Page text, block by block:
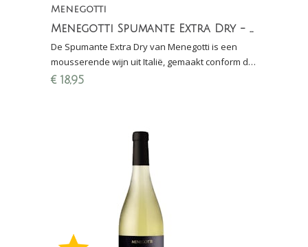
Menegotti
Menegotti Spumante Extra Dry - Metodo Classico
De Spumante Extra Dry van Menegotti is een
mousserende wijn uit Italië, gemaakt conform de
metodo classico (2e gisting op fles; 30 maanden
€ 18,95